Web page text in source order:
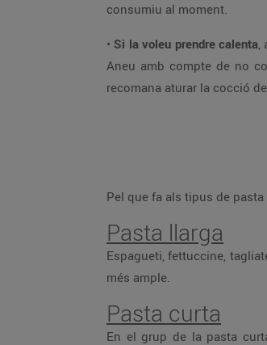
consumiu al moment.
• Si la voleu prendre calenta,
Aneu amb compte de no
recomana aturar la cocció
Pel que fa als tipus de
Pasta llarga
Espagueti, fettuccine,
més ample.
Pasta curta
En el grup de la pasta